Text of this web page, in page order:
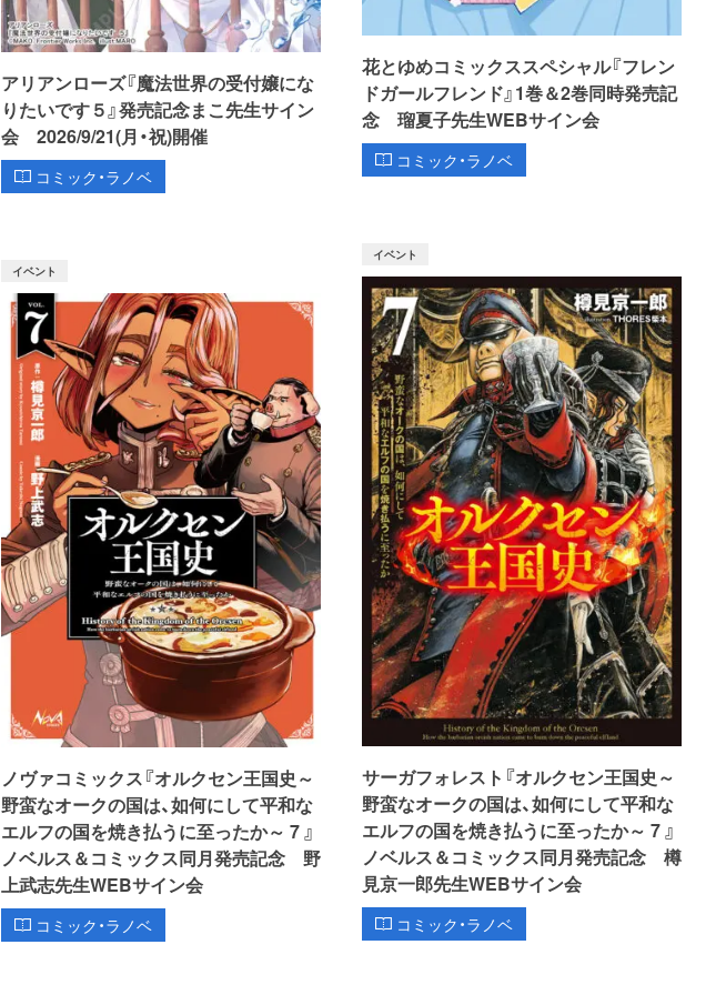
アリアンローズ『魔法世界の受付嬢にな
りたいです５』発売記念まこ先生サイン
会 2026/9/21(月・祝)開催
コミック・ラノベ
花とゆめコミックススペシャル『フレン
ドガールフレンド』1巻＆2巻同時発売記
念 瑠夏子先生WEBサイン会
コミック・ラノベ
イベント
ノヴァコミックス『オルクセン王国史～
野蛮なオークの国は、如何にして平和な
エルフの国を焼き払うに至ったか～ 7 』
ノベルス＆コミックス同月発売記念 野
上武志先生WEBサイン会
コミック・ラノベ
イベント
サーガフォレスト『オルクセン王国史～
野蛮なオークの国は、如何にして平和な
エルフの国を焼き払うに至ったか～ 7 』
ノベルス＆コミックス同月発売記念 樽
見京一郎先生WEBサイン会
コミック・ラノベ